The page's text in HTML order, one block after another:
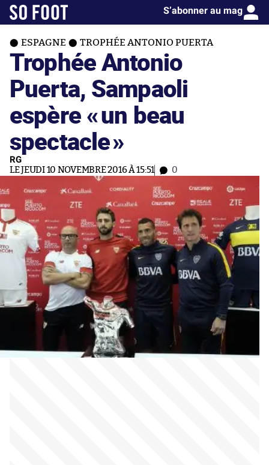
S’abonner au mag
ESPAGNE TROPHÉE ANTONIO PUERTA
Trophée Antonio
Puerta, Sampaoli
espère «un beau
spectacle»
RG
LE JEUDI 10 NOVEMBRE 2016 À 15:51 0